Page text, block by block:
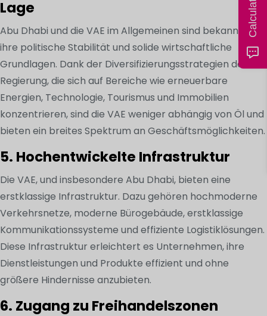
Lage
Abu Dhabi und die VAE im Allgemeinen sind bekannt für
ihre politische Stabilität und solide wirtschaftliche
Grundlagen. Dank der Diversifizierungsstrategien der
Regierung, die sich auf Bereiche wie erneuerbare
Energien, Technologie, Tourismus und Immobilien
konzentrieren, sind die VAE weniger abhängig von Öl und
bieten ein breites Spektrum an Geschäftsmöglichkeiten.
5. Hochentwickelte Infrastruktur
Die VAE, und insbesondere Abu Dhabi, bieten eine
erstklassige Infrastruktur. Dazu gehören hochmoderne
Verkehrsnetze, moderne Bürogebäude, erstklassige
Kommunikationssysteme und effiziente Logistiklösungen.
Diese Infrastruktur erleichtert es Unternehmen, ihre
Dienstleistungen und Produkte effizient und ohne
größere Hindernisse anzubieten.
6. Zugang zu Freihandelszonen